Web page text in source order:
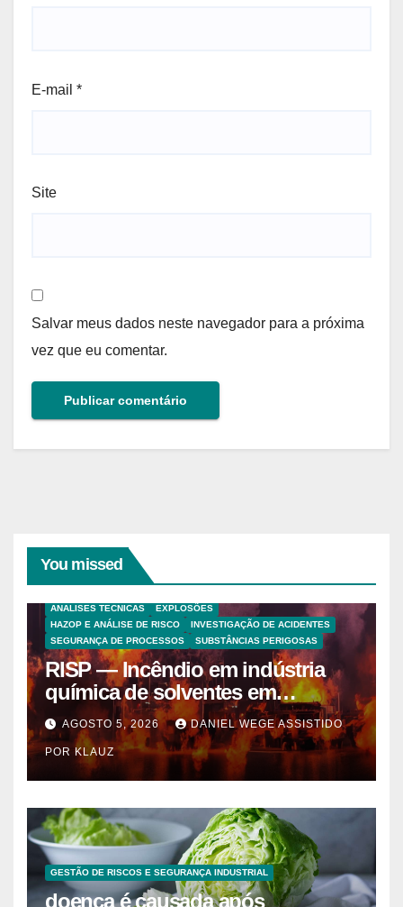
E-mail *
Site
Salvar meus dados neste navegador para a próxima
vez que eu comentar.
You missed
ANALISES TECNICAS
EXPLOSÕES
HAZOP E ANÁLISE DE RISCO
INVESTIGAÇÃO DE ACIDENTES
SEGURANÇA DE PROCESSOS
SUBSTÂNCIAS PERIGOSAS
RISP — Incêndio em indústria
química de solventes em
Itaquaquecetuba/SP
(UNIQUIMA/Quema)
AGOSTO 5, 2026 DANIEL WEGE ASSISTIDO
POR KLAUZ
GESTÃO DE RISCOS E SEGURANÇA INDUSTRIAL
doença é causada após